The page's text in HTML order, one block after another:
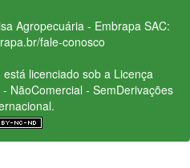
Agropecuária - Embrapa SAC:
fale-conosco
licenciado sob a Licença
NãoComercial - SemDerivações